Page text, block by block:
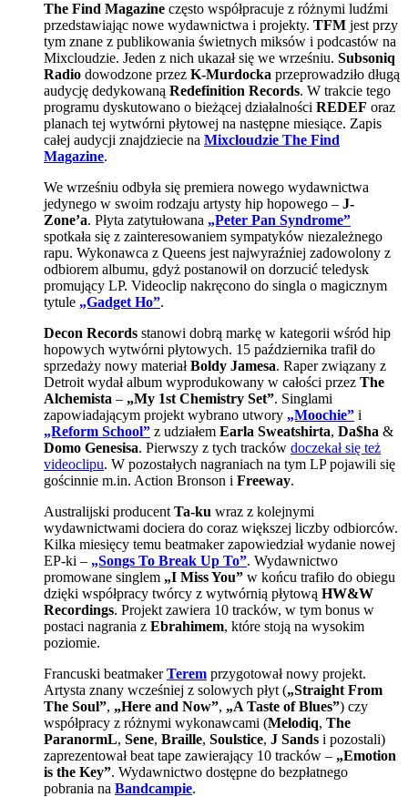
The Find Magazine często współpracuje z różnymi ludźmi
przedstawiając nowe wydawnictwa i projekty. TFM jest przy
tym znane z publikowania świetnych miksów i podcastów na
Mixcloudzie. Jeden z nich ukazał się we wrześniu. Subsoniq
Radio dowodzone przez K-Murdocka przeprowadziło długą
audycję dedykowaną Redefinition Records. W trakcie tego
programu dyskutowano o bieżącej działalności REDEF oraz
planach tej wytwórni płytowej na następne miesiące. Zapis
całej audycji znajdziecie na Mixcloudzie The Find
Magazine.
We wrześniu odbyła się premiera nowego wydawnictwa
jedynego w swoim rodzaju artysty hip hopowego – J-
Zone’a. Płyta zatytułowana „Peter Pan Syndrome”
spotkała się z zainteresowaniem sympatyków niezależnego
rapu. Wykonawca z Queens jest najwyraźniej zadowolony z
odbiorem albumu, gdyż postanowił on dorzucić teledysk
promujący LP. Videoclip nakręcono do singla o magicznym
tytule „Gadget Ho”.
Decon Records stanowi dobrą markę w kategorii wśród hip
hopowych wytwórni płytowych. 15 października trafił do
sprzedaży nowy materiałBoldy Jamesa. Raper związany z
Detroit wydał album wyprodukowany w całości przez The
Alchemista – „My 1st Chemistry Set”. Singlami
zapowiadającym projekt wybrano utwory „Moochie” i
„Reform School” z udziałem Earla Sweatshirta, Da$ha &
Domo Genesisa. Pierwszy z tych tracków doczekał się też
videoclipu. W pozostałych nagraniach na tym LP pojawili się
gościnnie m.in. Action Bronson i Freeway.
Australijski producent Ta-ku wraz z kolejnymi
wydawnictwami dociera do coraz większej liczby odbiorców.
Kilka miesięcy temu beatmaker zapowiedział wydanie nowej
EP-ki – „Songs To Break Up To”. Wydawnictwo
promowane singlem „I Miss You” w końcu trafiło do obiegu
dzięki współpracy twórcy z wytwórnią płytową HW&W
Recordings. Projekt zawiera 10 tracków, w tym bonus w
postaci nagrania z Ebrahimem, które stoją na wysokim
poziomie.
Francuski beatmakerTerem przygotował nowy projekt.
Artysta znany wcześniej z solowych płyt („Straight From
The Soul”, „Here and Now”, „A Taste of Blues”) czy
współpracy z różnymi wykonawcami (Melodiq, The
ParanormL, Sene, Braille, Soulstice, J Sands i pozostali)
zaprezentował beat tape zawierający 10 tracków – „Emotion
is the Key”. Wydawnictwo dostępne do bezpłatnego
pobrania na Bandcampie.